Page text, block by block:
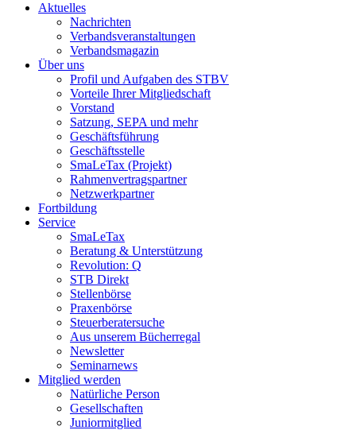
Aktuelles
Nachrichten
Verbandsveranstaltungen
Verbandsmagazin
Über uns
Profil und Aufgaben des STBV
Vorteile Ihrer Mitgliedschaft
Vorstand
Satzung, SEPA und mehr
Geschäftsführung
Geschäftsstelle
SmaLeTax (Projekt)
Rahmenvertragspartner
Netzwerkpartner
Fortbildung
Service
SmaLeTax
Beratung & Unterstützung
Revolution: Q
STB Direkt
Stellenbörse
Praxenbörse
Steuerberatersuche
Aus unserem Bücherregal
Newsletter
Seminarnews
Mitglied werden
Natürliche Person
Gesellschaften
Juniormitglied